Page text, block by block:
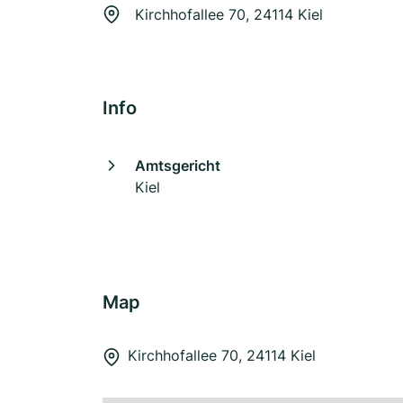
Kirchhofallee 70, 24114 Kiel
Info
Amtsgericht
Kiel
Map
Kirchhofallee 70, 24114 Kiel